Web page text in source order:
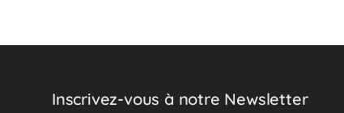
Inscrivez-vous à notre Newsletter